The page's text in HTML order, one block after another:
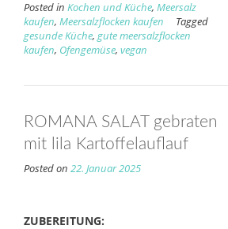
Posted in Kochen und Küche, Meersalz
kaufen, Meersalzflocken kaufen
Tagged
gesunde Küche, gute meersalzflocken
kaufen, Ofengemüse, vegan
ROMANA SALAT gebraten
mit lila Kartoffelauflauf
Posted on 22. Januar 2025
ZUBEREITUNG: